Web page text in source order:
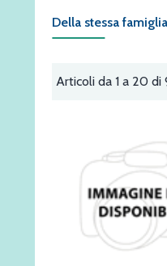
Della stessa famiglia
Articoli da 1 a 20 di